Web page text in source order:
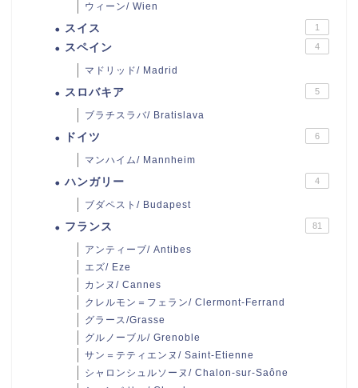
ウィーン/ Wien
スイス 1
スペイン 4
マドリッド/ Madrid
スロバキア 5
ブラチスラバ/ Bratislava
ドイツ 6
マンハイム/ Mannheim
ハンガリー 4
ブダペスト/ Budapest
フランス 81
アンティーブ/ Antibes
エズ/ Eze
カンヌ/ Cannes
クレルモン＝フェラン/ Clermont-Ferrand
グラース/Grasse
グルノーブル/ Grenoble
サン＝テティエンヌ/ Saint-Etienne
シャロンシュルソーヌ/ Chalon-sur-Saône